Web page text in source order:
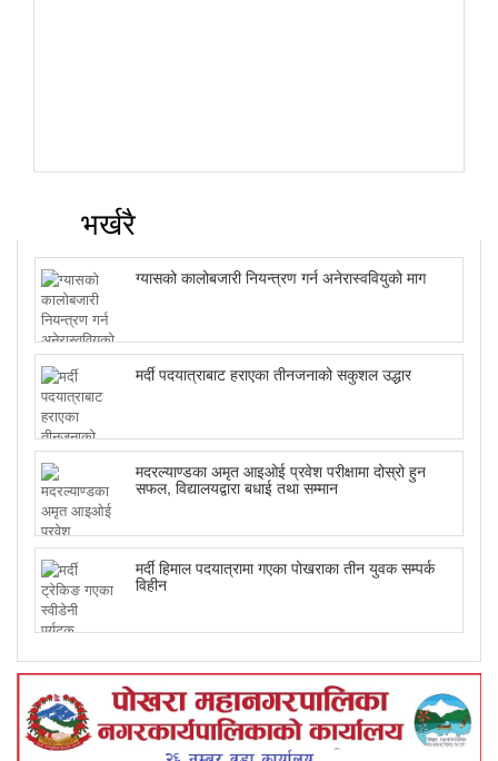
भर्खरै
ग्यासको कालोबजारी नियन्त्रण गर्न अनेरास्ववियुको माग
मर्दी पदयात्राबाट हराएका तीनजनाको सकुशल उद्धार
मदरल्याण्डका अमृत आइओई प्रवेश परीक्षामा दोस्रो हुन
सफल, विद्यालयद्वारा बधाई तथा सम्मान
मर्दी हिमाल पदयात्रामा गएका पोखराका तीन युवक सम्पर्क
विहीन